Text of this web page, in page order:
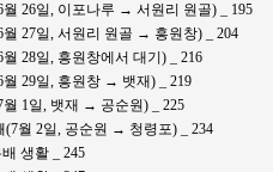
26일, 이포나루 → 서원리 원골) _ 195
27일, 서원리 원골 → 흥원창) _ 204
28일, 흥원창에서 대기) _ 216
29일, 흥원창 → 뱃재) _ 219
1일, 뱃재 → 공순원) _ 225
(7월 2일, 공순원 → 청령포) _ 234
생활 _ 245